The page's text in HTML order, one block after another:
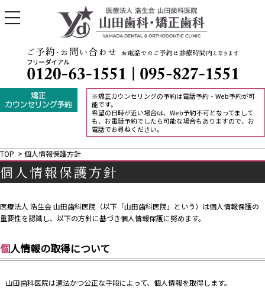
※矯正カウンセリングの予約は電話予約・Web予約が可
能です。
希望の日時が近い場合は、Web予約不可となってまして
も、お電話予約でしたら可能な場合もありますので、お
電話でお尋ねください。
toggle
navigation
TOP > 個人情報保護方針
個人情報保護方針
医療法人 浩生会 山田歯科医院（以下「山田歯科医院」という）は個人情報保護の
重要性を認識し、以下の方針に基づき個人情報保護に努めます。
個人情報の取得について
山田歯科医院は適法かつ公正な手段によって、個人情報を取得します。